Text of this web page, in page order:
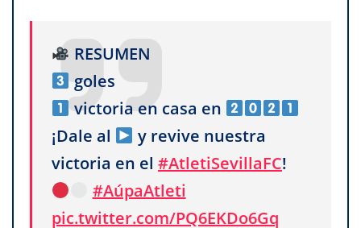
RESUMEN
goles
victoria en casa en
¡Dale al
y revive nuestra
victoria en el #AtletiSevillaFC!
#AúpaAtleti
pic.twitter.com/PQ6EKDo6Gq